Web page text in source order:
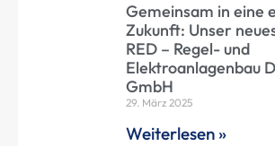
Gemeinsam in eine
Zukunft: Unser
RED – Regel- und
Elektroanlagenbau
GmbH
29. März 2025
Weiterlesen »